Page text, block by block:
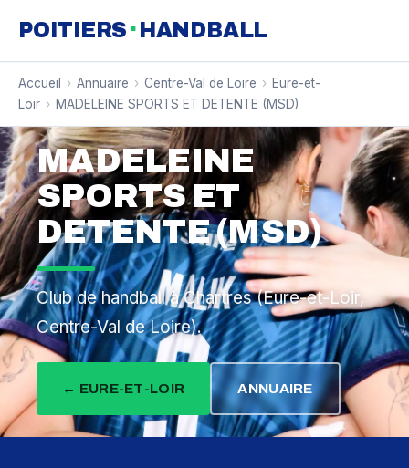
POITIERS · HANDBALL
Accueil › Annuaire › Centre-Val de Loire › Eure-et-
Loir › MADELEINE SPORTS ET DETENTE (MSD)
MADELEINE
SPORTS ET
DETENTE (MSD)
Club de handball à Chartres (Eure-et-Loir,
Centre-Val de Loire).
← EURE-ET-LOIR ANNUAIRE